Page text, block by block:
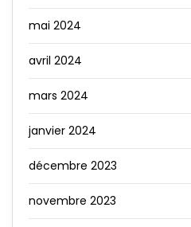
mai 2024
avril 2024
mars 2024
janvier 2024
décembre 2023
novembre 2023